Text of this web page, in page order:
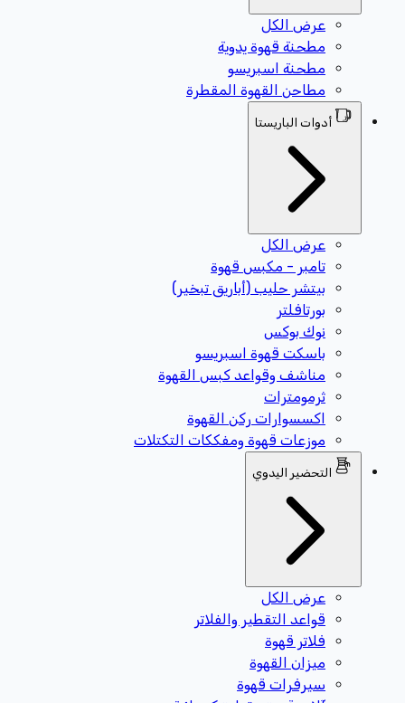
عرض الكل
مطحنة قهوة يدوية
مطحنة اسبريسو
مطاحن القهوة المقطرة
أدوات الباريستا
عرض الكل
تامبر - مكبس قهوة
بيتشر حليب (أباريق تبخير)
بورتافلتر
نوك بوكس
باسكت قهوة اسبريسو
مناشف وقواعد كبس القهوة
ثرمومترات
اكسسوارات ركن القهوة
موزعات قهوة ومفككات التكتلات
التحضير اليدوي
عرض الكل
قواعد التقطير والفلاتر
فلاتر قهوة
ميزان القهوة
سيرفرات قهوة